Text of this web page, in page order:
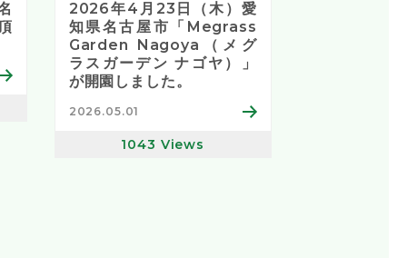
2026年4月23日（木）愛
知県名古屋市「Megrass
Garden Nagoya（メグ
ラスガーデン ナゴヤ）」
が開園しました。
2026.05.01
1043 Views